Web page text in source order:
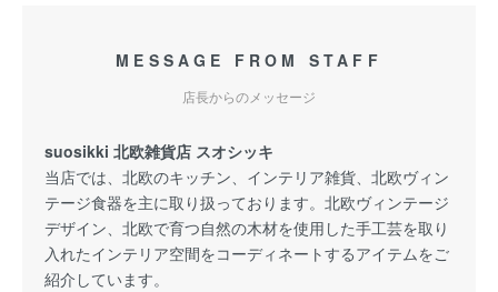
MESSAGE FROM STAFF
店長からのメッセージ
suosikki 北欧雑貨店 スオシッキ
当店では、北欧のキッチン、インテリア雑貨、北欧ヴィン
テージ食器を主に取り扱っております。北欧ヴィンテージ
デザイン、北欧で育つ自然の木材を使用した手工芸を取り
入れたインテリア空間をコーディネートするアイテムをご
紹介しています。